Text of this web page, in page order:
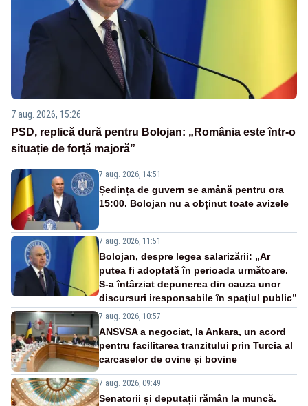
7 aug. 2026, 15:26
PSD, replică dură pentru Bolojan: „România este într-o
situație de forță majoră”
7 aug. 2026, 14:51
Ședința de guvern se amână pentru ora
15:00. Bolojan nu a obținut toate avizele
7 aug. 2026, 11:51
Bolojan, despre legea salarizării: „Ar
putea fi adoptată în perioada următoare.
S-a întârziat depunerea din cauza unor
discursuri iresponsabile în spaţiul public”
7 aug. 2026, 10:57
ANSVSA a negociat, la Ankara, un acord
pentru facilitarea tranzitului prin Turcia al
carcaselor de ovine și bovine
7 aug. 2026, 09:49
Senatorii și deputații rămân la muncă.